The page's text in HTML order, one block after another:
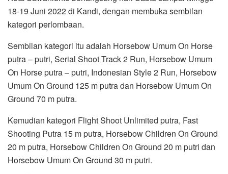
18-19 Juni 2022 di Kandi, dengan membuka sembilan
kategori perlombaan.
Sembilan kategori itu adalah Horsebow Umum On Horse
putra – putri, Serial Shoot Track 2 Run, Horsebow Umum
On Horse putra – putri, Indonesian Style 2 Run, Horsebow
Umum On Ground 125 m putra dan Horsebow Umum On
Ground 70 m putra.
Kemudian kategori Flight Shoot Unlimited putra, Fast
Shooting Putra 15 m putra, Horsebow Children On Ground
20 m putra, Horsebow Children On Ground 20 m putri dan
Horsebow Umum On Ground 30 m putri.